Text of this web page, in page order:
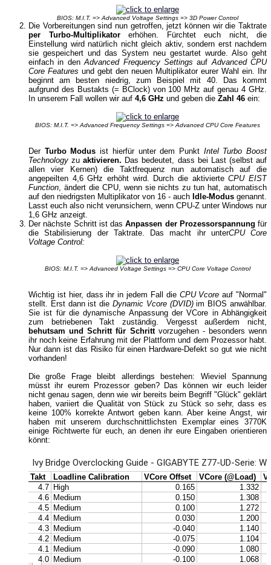
BIOS: M.I.T. => Advanced Voltage Settings => 3D Power Control
Die Vorbereitungen sind nun getroffen, jetzt können wir die Taktrate
per Turbo-Multiplikatorerhöhen. Fürchtet euch nicht, die
Einstellung wird natürlich nicht gleich aktiv, sondern erst nachdem
sie gespeichert und das System neu gestartet wurde. Also geht
einfach in denAdvanced Frequency Settings aufAdvanced CPU
Core Features und gebt den neuen Multiplikator eurer Wahl ein. Ihr
beginnt am besten niedrig, zum Beispiel mit 40. Das kommt
aufgrund des Bustakts (= BClock) von 100 MHz auf genau 4 GHz.
In unserem Fall wollen wir auf 4,6 GHz und geben die Zahl 46 ein:
BIOS: M.I.T. => Advanced Frequency Settings => Advanced CPU Core Features
Der Turbo Modus ist hierfür unter dem Punkt Intel Turbo Boost
Technology zuaktivieren. Das bedeutet, dass bei Last (selbst auf
allen vier Kernen) die Taktfrequenz nun automatisch auf die
angepeilten 4,6 GHz erhöht wird. Durch die aktivierteCPU EIST
Function, ändert die CPU, wenn sie nichts zu tun hat, automatisch
auf den niedrigsten Multiplikator von 16 - auch Idle-Modus genannt.
Lasst euch also nicht verunsichern, wenn CPU-Z unter Windows nur
1,6 GHz anzeigt.
Der nächste Schritt ist dasAnpassen der Prozessorspannung für
die Stabilisierung der Taktrate. Das macht ihr unterCPU Core
Voltage Control:
BIOS: M.I.T. => Advanced Voltage Settings => CPU Core Voltage Control
Wichtig ist hier, dass ihr in jedem Fall die CPU Vcore auf "Normal"
stellt. Erst dann ist die Dynamic Vcore (DVID)im BIOS anwählbar.
Sie ist für die dynamische Anpassung der VCore in Abhängigkeit
zum betriebenen Takt zuständig. Vergesst außerdem nicht,
behutsam und Schritt für Schrittvorzugehen - besonders wenn
ihr noch keine Erfahrung mit der Plattform und dem Prozessor habt.
Nur dann ist das Risiko für einen Hardware-Defekt so gut wie nicht
vorhanden!
Die große Frage bleibt allerdings bestehen: Wieviel Spannung
müsst ihr eurem Prozessor geben? Das können wir euch leider
nicht genau sagen, denn wie wir bereits beim Begriff "Glück" geklärt
haben, variiert die Qualität von Stück zu Stück so sehr, dass es
keine 100% korrekte Antwort geben kann. Aber keine Angst, wir
haben mit unserem durchschnittlichsten Exemplar eines 3770K
einige Richtwerte für euch, an denen ihr eure Eingaben orientieren
könnt: